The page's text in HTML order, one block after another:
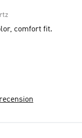
comfort fit.